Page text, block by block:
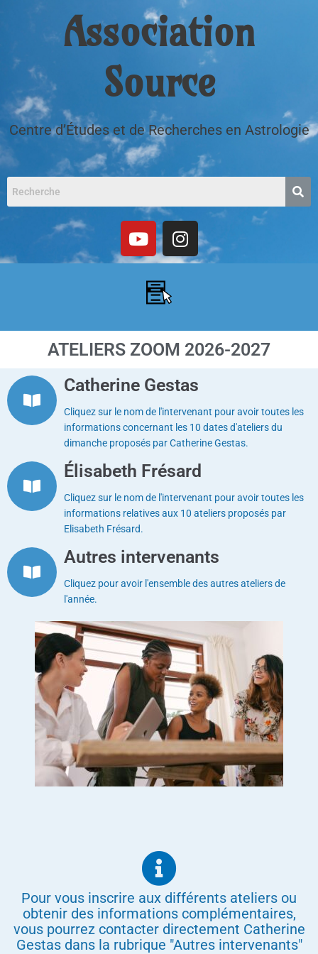
Association
Source
Centre d’Études et de Recherches en Astrologie
Y
o
u
u
e
I
n
s
r
a
Menu
ATELIERS ZOOM 2026-2027
Catherine Gestas
Cliquez sur le nom de l'intervenant pour avoir toutes les
informations concernant les 10 dates d'ateliers du
dimanche proposés par Catherine Gestas.
Élisabeth Frésard
Cliquez sur le nom de l'intervenant pour avoir toutes les
informations relatives aux 10 ateliers proposés par
Elisabeth Frésard.
Autres intervenants
Cliquez pour avoir l'ensemble des autres ateliers de
l'année.
Pour vous inscrire aux différents ateliers ou
obtenir des informations complémentaires,
vous pourrez contacter directement Catherine
Gestas dans la rubrique "Autres intervenants"